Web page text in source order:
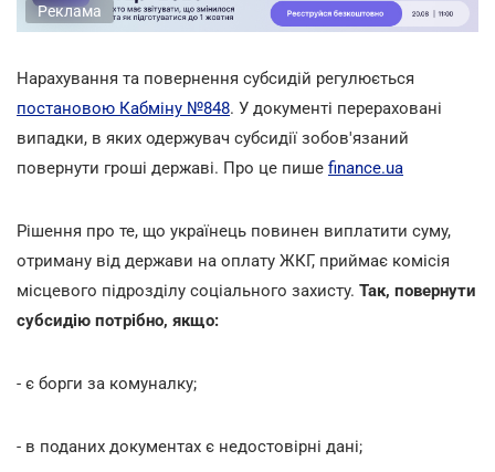
Реклама
Нарахування та повернення субсидій регулюється
постановою Кабміну №848. У документі перераховані
випадки, в яких одержувач субсидії зобов'язаний
повернути гроші державі. Про це пише finance.ua
Рішення про те, що українець повинен виплатити суму,
отриману від держави на оплату ЖКГ, приймає комісія
місцевого підрозділу соціального захисту. Так, повернути
субсидію потрібно, якщо:
- є борги за комуналку;
- в поданих документах є недостовірні дані;